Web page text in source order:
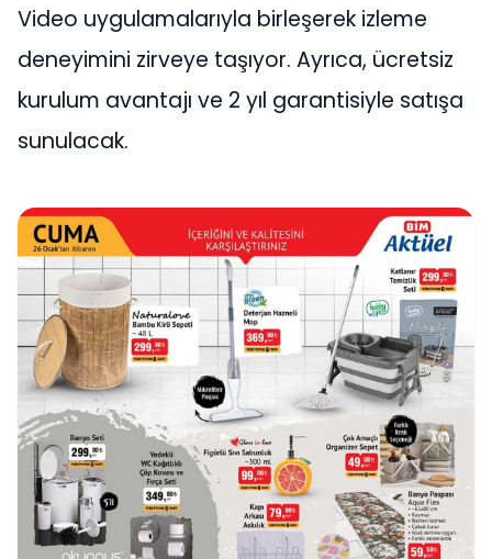
Video uygulamalarıyla birleşerek izleme
deneyimini zirveye taşıyor. Ayrıca, ücretsiz
kurulum avantajı ve 2 yıl garantisiyle satışa
sunulacak.